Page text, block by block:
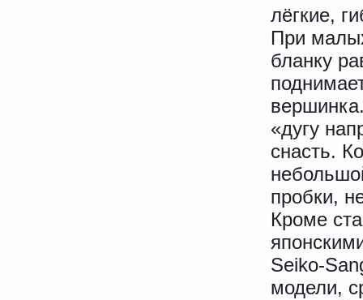
лёгкие,
При
бланку
«дугу
снасть.
пробки,
Кроме
Seiko-
модели,